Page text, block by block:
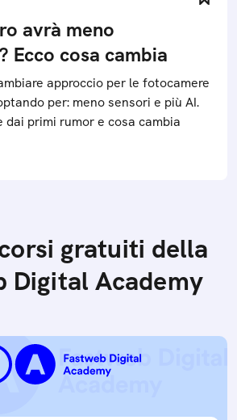
avrà meno
Ecco cosa cambia
approccio per le fotocamere
per: meno sensori e più AI.
dai primi rumor e cosa cambia
gratuiti della
Digital Academy